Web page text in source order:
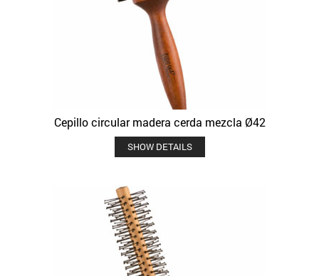
Cepillo circular madera cerda mezcla Ø42
SHOW DETAILS